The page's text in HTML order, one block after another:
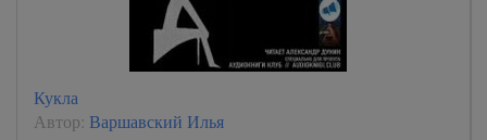
Кукла
Автор: Варшавский Илья